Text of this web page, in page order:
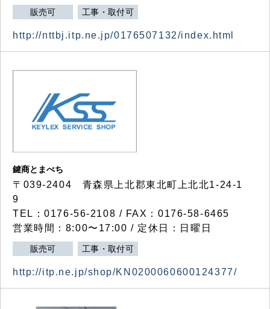
販売可 工事・取付可
http://nttbj.itp.ne.jp/0176507132/index.html
鍵商とまべち
〒039-2404 青森県上北郡東北町上北北1-24-1
9
TEL：0176-56-2108 / FAX：0176-58-6465
営業時間：8:00〜17:00 / 定休日：日曜日
販売可 工事・取付可
http://itp.ne.jp/shop/KN0200060600124377/